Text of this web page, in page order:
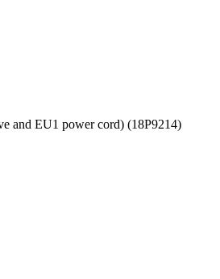
and EU1 power cord) (18P9214)